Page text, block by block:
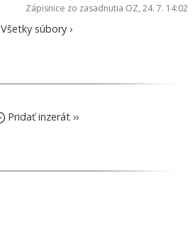
Zápisnice zo zasadnutia OZ, 24. 7. 14:02
Všetky súbory ›
Pridať inzerát ››